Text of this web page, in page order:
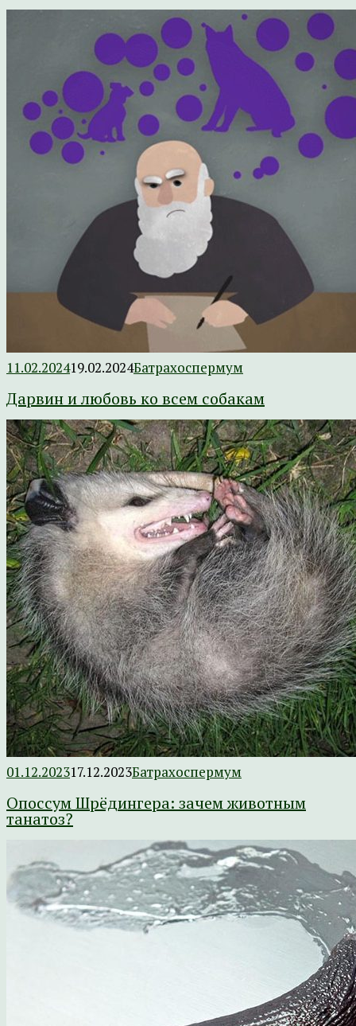
11.02.202419.02.2024Батрахоспермум
Дарвин и любовь ко всем собакам
01.12.202317.12.2023Батрахоспермум
Опоссум Шрёдингера: зачем животным
танатоз?